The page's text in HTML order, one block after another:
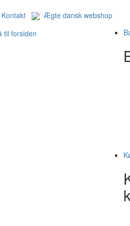
Kontakt
Ægte dansk webshop